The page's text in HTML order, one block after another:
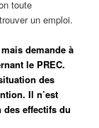
toute
un emploi.
demande à
le PREC.
des
Il n’est
des effectifs du